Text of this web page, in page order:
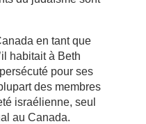
en tant que
habitait à Beth
pour ses
des membres
israélienne, seul
au Canada.